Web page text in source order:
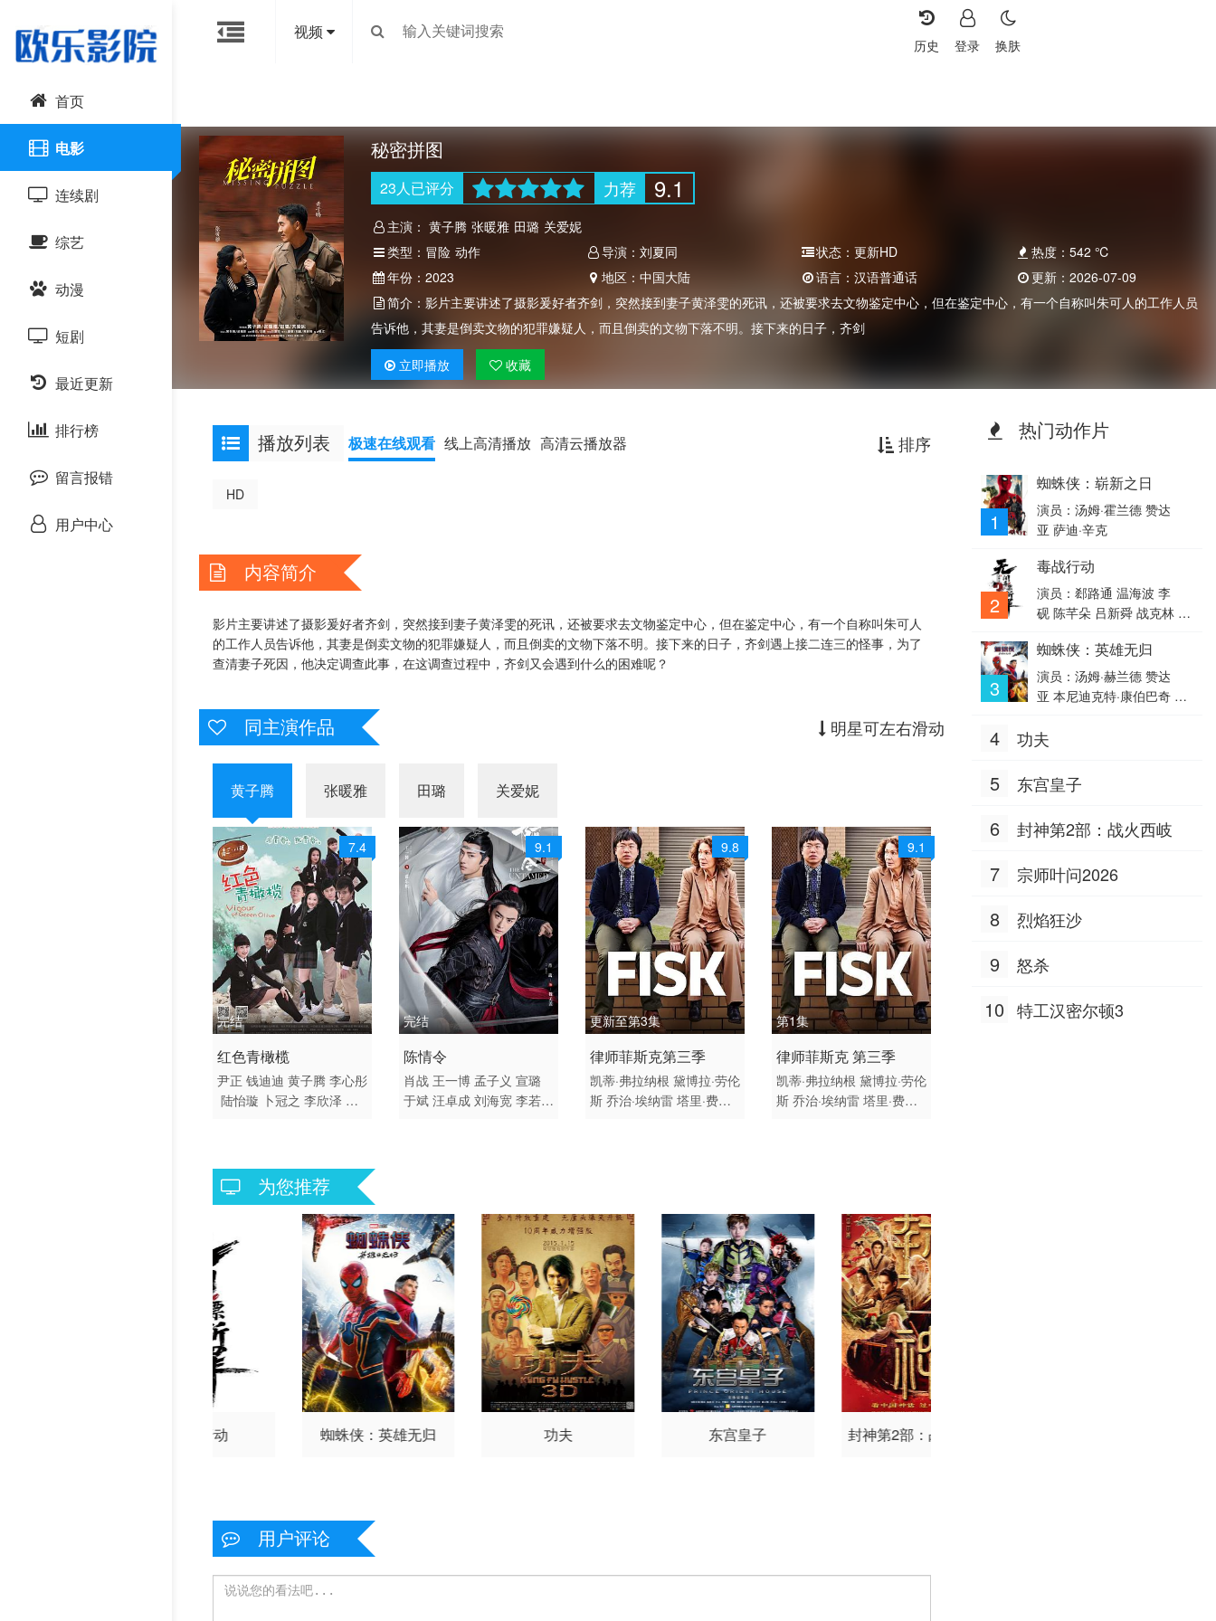
视频
换肤
登录
历史
首页
电影
连续剧
国产剧
港台剧
日韩剧
欧美剧
泰国剧
综艺
大陆综艺
日韩综艺
港台综艺
欧美综艺
动漫
国产动漫
日韩动漫
欧美动漫
短剧
最近更新
排行榜
留言报错
用户中心
秘密拼图
23人已评分 力荐 9.1
主演： 黄子腾 张暖雅 田璐 关爱妮
类型： 冒险 动作 导演：刘夏同 状态：更新HD 热度： 542 ℃
年份： 2023 地区：中国大陆 语言：汉语普通话 更新： 2026-07-09
简介： 影片主要讲述了摄影爰好者齐剑，突然接到妻子黄泽雯的死讯，还被要求去文物鉴定中心，但在鉴定中心，有一个自称叫朱可人的工作人员
告诉他，其妻是倒卖文物的犯罪嫌疑人，而且倒卖的文物下落不明。接下来的日子，齐剑
立即播放 收藏
播放列表 排序
极速在线观看 线上高清播放 高清云播放器
HD
内容简介
影片主要讲述了摄影爰好者齐剑，突然接到妻子黄泽雯的死讯，还被要求去文物鉴定中心，但在鉴定中心，有一个自称叫朱可人
的工作人员告诉他，其妻是倒卖文物的犯罪嫌疑人，而且倒卖的文物下落不明。接下来的日子，齐剑遇上接二连三的怪事，为了
查清妻子死因，他决定调查此事，在这调查过程中，齐剑又会遇到什么的困难呢？
同主演作品 明星可左右滑动
黄子腾 张暖雅 田璐 关爱妮
7.4
完结
2015 / 大陆 / 国语
剧情 国产
红色青橄榄
尹正 钱迪迪 黄子腾 李心彤
陆怡璇 卜冠之 李欣泽 张
9.1
完结
2019 / 大陆 / 国语
剧情 古装 国产
陈情令
肖战 王一博 孟子义 宣璐
于斌 汪卓成 刘海宽 李若彤
卓璇 曹峻祥 张净桐 冯茗惊
姚书豪 冯聪
汪融
孙晟轩 贾舒夷 刘道民 冯麒
诺
杜帅杰 牛志强 蔡迎春
尹建祥
刘胤君 姜奕廷 林宸
锐 苏雅馨 叶轩彤 陈俊凯
沈毅峯 黄振宸 林辰唏 苏秋
逸 江嘉维 朴长城 张野 徐
晓文 金璐莹 张静 刘潇杉
樊华伟 苏月 于子宽 张彬
张琳然 李橹进 沈鑫 焦长顺
刘
9.8
更新至第3集
2024 / 其它 / 英语
欧美
律师菲斯克第三季
凯蒂·弗拉纳根 黛博拉·劳伦
斯 乔治·埃纳雷 塔里·费雷
纳 津兹·奥克尼奥 罗伯·西
奇
Emily Joy
德博拉·肯尼
迪 安东尼·J·夏普 黄子腾
9.1
第1集
2024 / 澳大利亚 / 英语
喜剧 欧美剧 欧美
律师菲斯克 第三季
凯蒂·弗拉纳根 黛博拉·劳伦
斯 乔治·埃纳雷 塔里·费雷
纳 津兹·奥克尼奥 罗伯·西
奇 Emily Joy 德博拉·肯尼
迪 安东尼·J·夏普 黄子腾
为您推荐
毒战行动 蜘蛛侠：英雄无归 功夫 东宫皇子 封神第2部：战火西岐
用户评论
热门动作片
1
蜘蛛侠：崭新之日
演员：汤姆·霍兰德 赞达
亚 萨迪·辛克
2
毒战行动
演员：郄路通 温海波 李
砚 陈芊朵 吕新舜 战克林 艾
吉 姬龙 崔乐 买合努尔·买合
木提 鄢一笑
3
蜘蛛侠：英雄无归
演员：汤姆·赫兰德 赞达
亚 本尼迪克特·康伯巴奇 雅
德鲁·加菲尔德 玛丽莎·托
黄 威廉·达福 阿尔弗雷德·莫
里纳 托马斯·哈登·丘奇 杰米
蒙斯 查理·考克斯 安格瑞·赖
姆 汉尼拔·布勒斯 马丁·斯塔
德梅 加里·维克斯 马洛里·霍
夫 里贾纳·陈婷 格伦·基
奥 帕丽丝·本杰明 朱万达斯·
坎迪斯 泰勒·圣克莱尔 小豪
雷多·费尔南德斯
4 功夫
5 东宫皇子
6 封神第2部：战火西岐
7 宗师叶问2026
8 烈焰狂沙
9 怒杀
10 特工汉密尔顿3